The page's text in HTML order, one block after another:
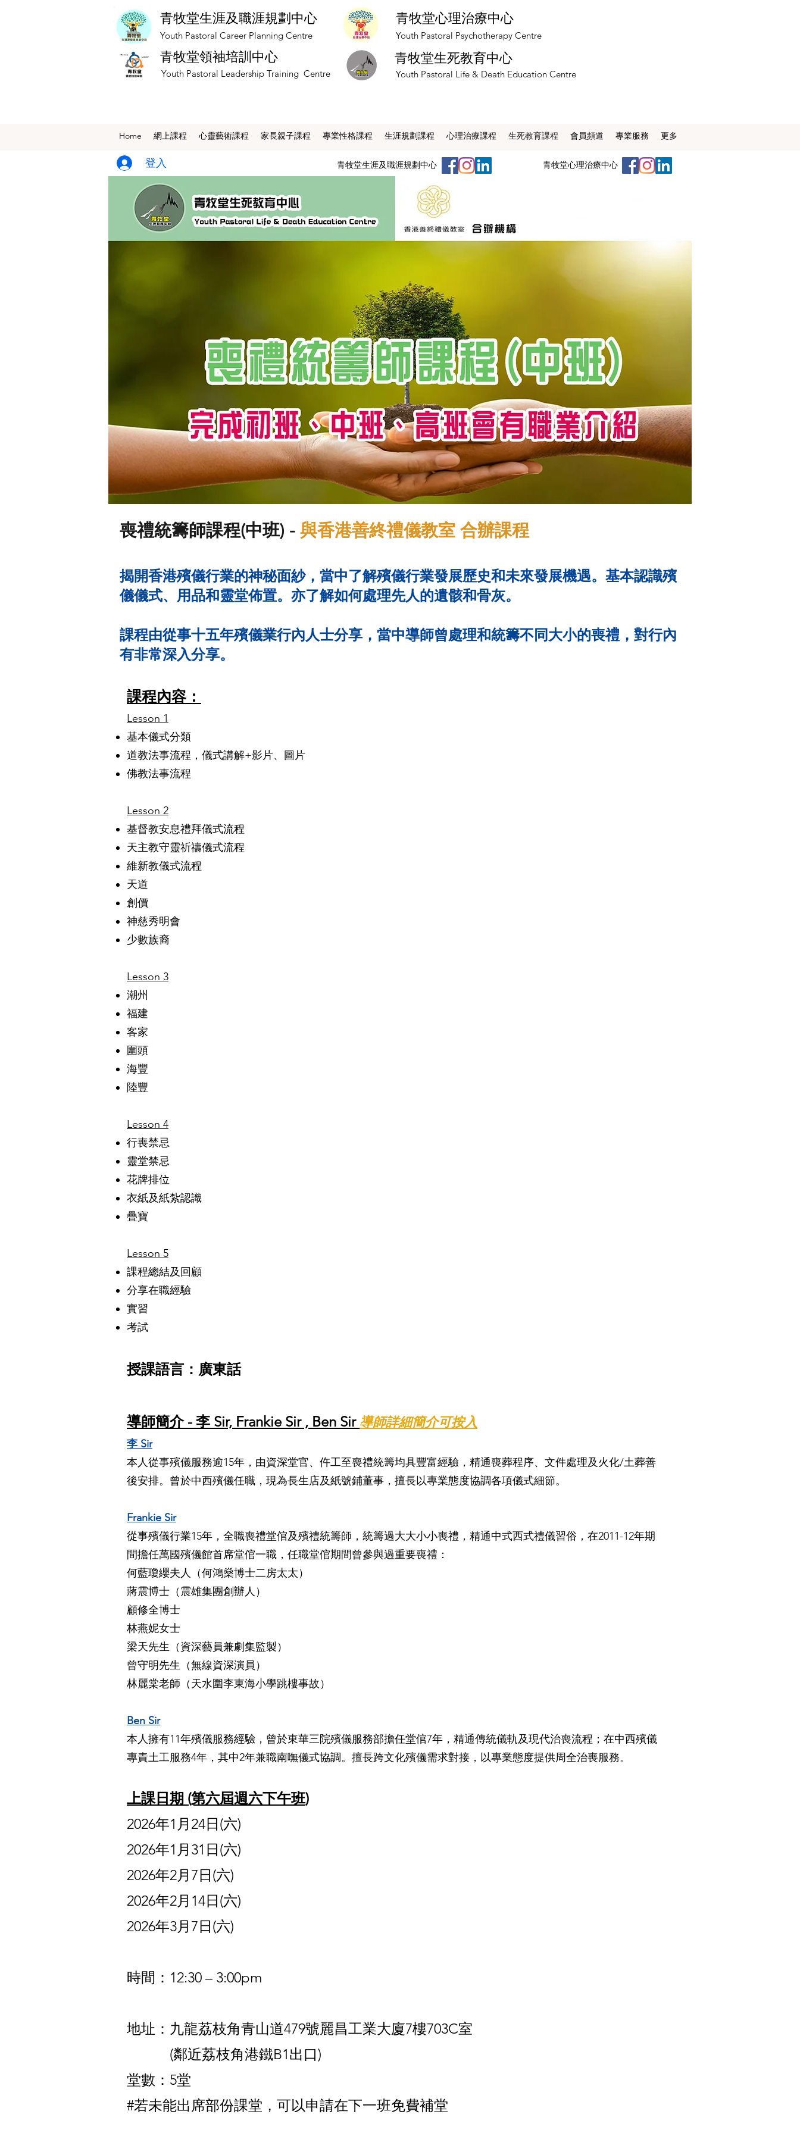
青牧堂生涯及職涯規劃中心
​Youth Pastoral Career Planning Centre
青牧堂領袖培訓中心
​Youth Pastoral Leadership Training Centre
青牧堂心理治療中心
​Youth Pastoral Psychotherapy Centre
青牧堂生死教育中心
​Youth Pastoral Life & Death Education Centre
Home 網上課程 ​心靈藝術課程 家長親子課程 專業性格課程 生涯規劃課程 心理治療課程 生死教育課程 會員頻道 專業服務 更多
登入 ​青牧堂生涯及職涯規劃中心 ​青牧堂心理治療中心
喪禮統籌師課程(中班) - 與香港善終禮儀教室 合辦課程
揭開香港殯儀行業的神秘面紗，當中了解殯儀行業發展歷史和未來發展機遇。基本認識殯
儀儀式、用品和靈堂佈置。亦了解如何處理先人的遺骸和骨灰。
​課程由從事十五年殯儀業行內人士分享，當中導師曾處理和統籌不同大小的喪禮，對行內
有非常深入分享。
課程內容：
Lesson 1
基本儀式分類
道教法事流程，儀式講解+影片、圖片
佛教法事流程
Lesson 2
基督教安息禮拜儀式流程
天主教守靈祈禱儀式流程
維新教儀式流程
天道
創價
神慈秀明會
少數族裔
Lesson 3
潮州
福建
客家
圍頭
海豐
陸豐
Lesson 4
行喪禁忌
靈堂禁忌
花牌排位
衣紙及紙紮認識
疊寶
Lesson 5
課程總結及回顧
分享在職經驗
實習
考試
授課語言：廣東話
導師簡介 - 李 Sir, Frankie Sir , Ben Sir導師詳細簡介可按入
李 Sir
本人從事殯儀服務逾15年，由資深堂官、仵工至喪禮統籌均具豐富經驗，精通喪葬程序、文件處理及火化/土葬善
後安排。曾於中西殯儀任職，現為長生店及紙號鋪董事，擅長以專業態度協調各項儀式細節。
Frankie Sir
從事殯儀行業15年，全職喪禮堂倌及殯禮統籌師，統籌過大大小小喪禮，精通中式西式禮儀習俗，在2011-12年期
間擔任萬國殯儀館首席堂倌一職，任職堂倌期間曾參與過重要喪禮：
何藍瓊纓夫人（何鴻燊博士二房太太）
蔣震博士（震雄集團創辦人）
顧修全博士
林燕妮女士
梁天先生（資深藝員兼劇集監製）
曾守明先生（無線資深演員）
林麗棠老師（天水圍李東海小學跳樓事故）
Ben Sir
本人擁有11年殯儀服務經驗，曾於東華三院殯儀服務部擔任堂倌7年，精通傳統儀軌及現代治喪流程；在中西殯儀
專責土工服務4年，其中2年兼職南嘸儀式協調。擅長跨文化殯儀需求對接，以專業態度提供周全治喪服務。
上課日期 (第六屆週六下午班)
2026年1月24日(六)
2026年1月31日(六)
2026年2月7日(六)
2026年2月14日(六)
2026年3月7日(六)
時間：12:30 – 3:00pm
地址： 九龍荔枝角青山道479號麗昌工業大廈7樓703C室
(鄰近荔枝角港鐵B1出口)
堂數：5堂
#若未能出席部份課堂，可以申請在下一班免費補堂